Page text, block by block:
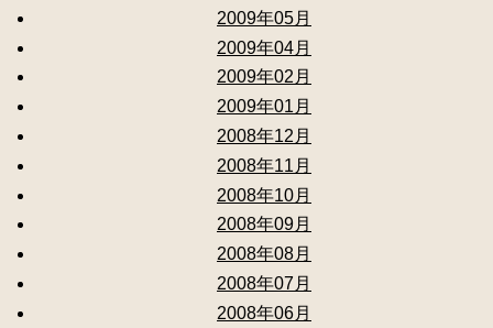
2009年05月
2009年04月
2009年02月
2009年01月
2008年12月
2008年11月
2008年10月
2008年09月
2008年08月
2008年07月
2008年06月